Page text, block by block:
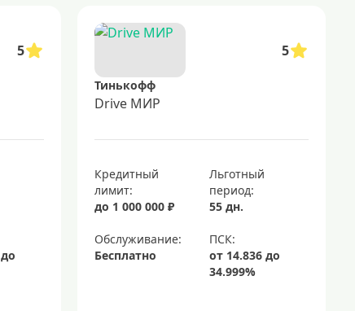
5 5
Тинькофф
Drive МИР
Кредитный
лимит:
до 1 000 000 ₽
Льготный
период:
55 дн.
Обслуживание:
Бесплатно